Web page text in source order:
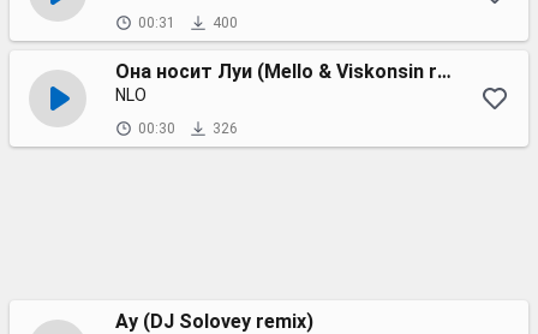
00:31 400
Она носит Луи (Mello & Viskonsin remix)
NLO
00:30 326
Ау (DJ Solovey remix)